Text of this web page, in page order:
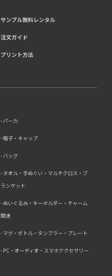
サンプル無料レンタル
注文ガイド
プリント方法
パーカ
帽子・キャップ
バッグ
タオル・手ぬぐい・マルチクロス・ブ
ランケット
ぬいぐるみ・キーホルダー・チャーム
関連
マグ・ボトル・タンブラー・プレート
PC・オーディオ・スマホアクセサリー